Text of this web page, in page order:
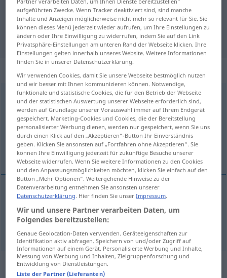
"unbeobachtet" Spanisch
Übersetzung
„unbeobachtet“ : Adjektiv
unbeobachtet adj
Übersicht aller Übersetzungen
(Für mehr Details die Übersetzung anklicken/antippen)
inobservado, inadvertido
unbeobachtet
inadvertido
Synonyme für "unbeobachtet"
aufgeführten Zwecke. Wenn Tracker deaktiviert sind, sind manche
Inhalte und Anzeigen möglicherweise nicht mehr so relevant für Sie. Sie
können dieses Menü jederzeit wieder aufrufen, um Ihre Einstellungen zu
ändern oder Ihre Einwilligung zu widerrufen, indem Sie auf den Link
Privatsphäre-Einstellungen am unteren Rand der Webseite klicken. Ihre
Einstellungen gelten innerhalb unseres Website. Weitere Informationen
finden Sie in unserer Datenschutzerklärung.
Wir verwenden Cookies, damit Sie unsere Webseite bestmöglich nutzen
und wir besser mit Ihnen kommunizieren können. Notwendige,
funktionale und statistische Cookies, die für den Betrieb der Webseite
und der statistischen Auswertung unserer Webseite erforderlich sind,
werden auf Grundlage unserer Vorauswahl immer auf Ihrem Endgerät
gespeichert. Marketing-Cookies und Cookies, die der Bereitstellung
personalisierter Werbung dienen, werden nur gespeichert, wenn Sie uns
durch einen Klick auf den „Akzeptieren“-Button Ihr Einverständnis
geben. Klicken Sie ansonsten auf „Fortfahren ohne Akzeptieren“. Sie
können Ihre Einwilligung jederzeit für zukünftige Besuche unserer
Webseite widerrufen. Wenn Sie weitere Informationen zu den Cookies
und den Anpassungsmöglichkeiten möchten, klicken Sie einfach auf den
Button „Mehr Optionen“. Weitergehende Hinweise zu der
Datenverarbeitung entnehmen Sie ansonsten unserer
Datenschutzerklärung. Hier finden Sie unserImpressum.
Wir und unsere Partner verarbeiten Daten, um
Folgendes bereitzustellen:
Genaue Geolocation-Daten verwenden. Geräteeigenschaften zur
Identifikation aktiv abfragen. Speichern von und/oder Zugriff auf
Informationen auf einem Gerät. Personalisierte Werbung und Inhalte,
Messung von Werbung und Inhalten, Zielgruppenforschung und
Entwicklung von Dienstleistungen.
Liste der Partner (Lieferanten)